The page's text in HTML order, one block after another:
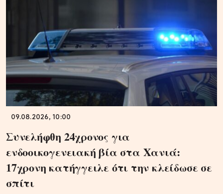
09.08.2026, 10:00
Συνελήφθη 24χρονος για
ενδοοικογενειακή βία στα Χανιά:
17χρονη κατήγγειλε ότι την κλείδωσε σε
σπίτι